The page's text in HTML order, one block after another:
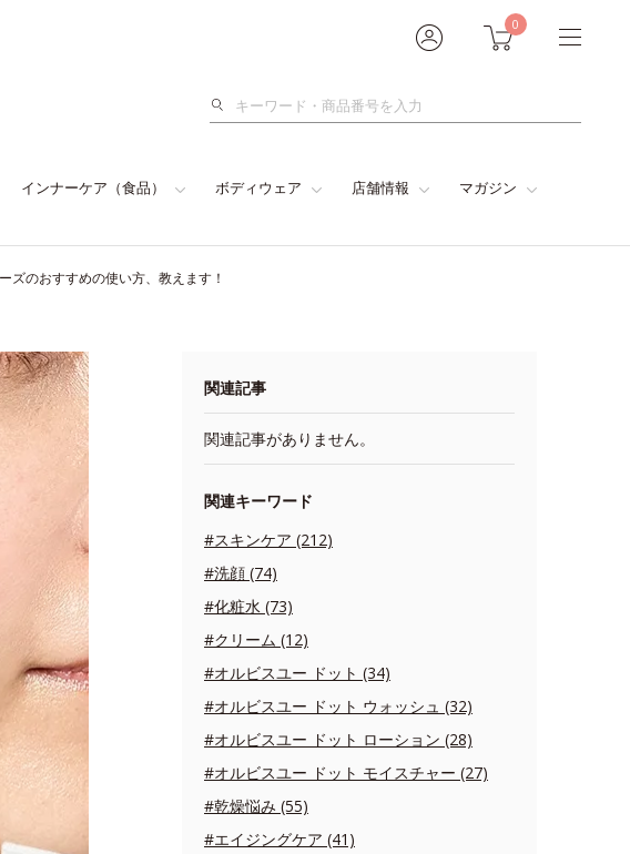
0
検
インナーケア（食品） ボディウェア 店舗情報 マガジン
ズのおすすめの使い方、教えます！
関連記事
関連記事がありません。
関連キーワード
#スキンケア (212)
#洗顔 (74)
#化粧水 (73)
#クリーム (12)
#オルビスユー ドット (34)
#オルビスユー ドット ウォッシュ (32)
#オルビスユー ドット ローション (28)
#オルビスユー ドット モイスチャー (27)
#乾燥悩み (55)
#エイジングケア (41)